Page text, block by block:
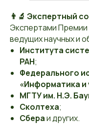
👨‍🔬 Экспертный
Экспертами
ведущих научных и
Института
РАН;
Федерального
«Информатика и
МГТУ им. Н.Э.
Сколтеха;
Сбераи других.